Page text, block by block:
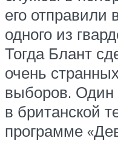
его отправили
одного из
Тогда Блант
очень
выборов. Один
в британской
программе